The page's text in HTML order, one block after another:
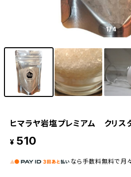
1/4
ヒマラヤ岩塩プレミアム クリス
¥ 510
なら 手数料無料で 月